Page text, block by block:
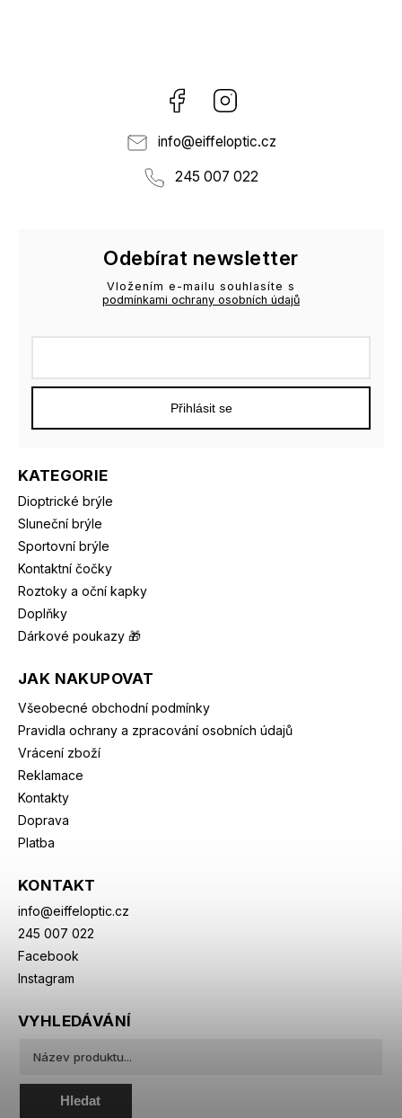
Facebook
info@eiffeloptic.cz
245 007 022
KATEGORIE
Dioptrické brýle
Sluneční brýle
Sportovní brýle
Kontaktní čočky
Roztoky a oční kapky
Doplňky
Dárkové poukazy 🎁
JAK NAKUPOVAT
Všeobecné obchodní podmínky
Pravidla ochrany a zpracování osobních údajů
Vrácení zboží
Reklamace
Kontakty
Doprava
Platba
KONTAKT
info@eiffeloptic.cz
245 007 022
Facebook
Instagram
Odebírat newsletter
Vložením e-mailu souhlasíte s
podmínkami ochrany osobních údajů
Přihlásit se
VYHLEDÁVÁNÍ
Hledat